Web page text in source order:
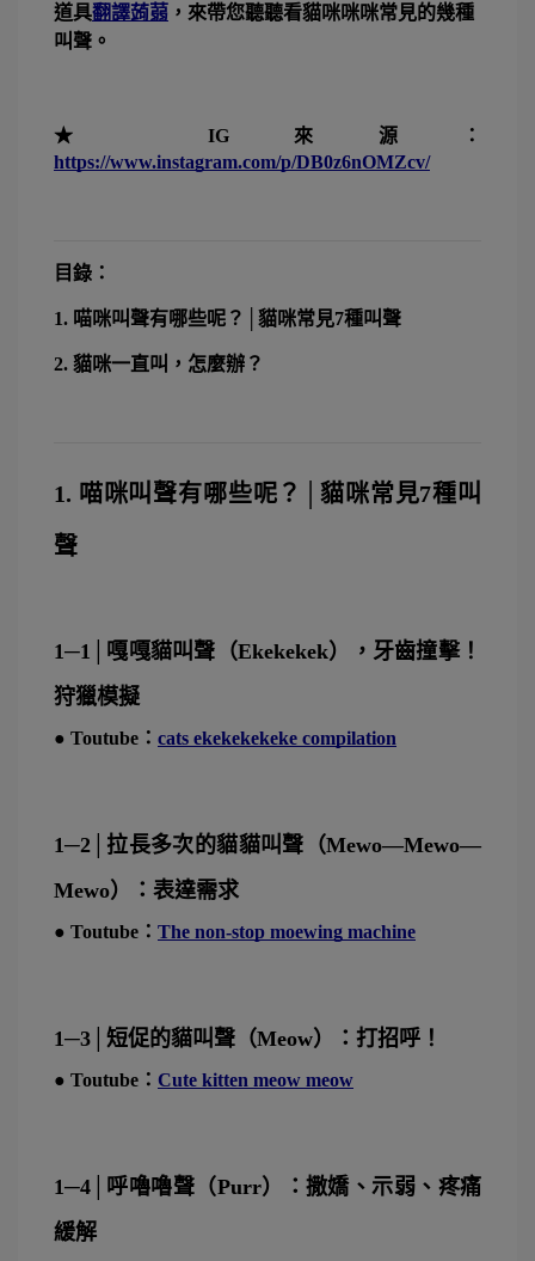
道具翻譯蒟蒻 ，來帶您聽聽看貓咪咪咪常見的幾種
叫聲。
★ IG來源：
https://www.instagram.com/p/DB0z6nOMZcv/
目錄：
1. 喵咪叫聲有哪些呢？│貓咪常見7種叫聲
2. 貓咪一直叫，怎麼辦？
1. 喵咪叫聲有哪些呢？│貓咪常見7種叫
聲
1─1│嘎嘎貓叫聲（Ekekekek），牙齒撞擊！
狩獵模擬
● Toutube： cats ekekekekeke compilation
1─2│拉長多次的貓貓叫聲（Mewo—Mewo—
Mewo）：表達需求
● Toutube： The non-stop moewing machine
1─3│短促的貓叫聲（Meow）：打招呼！
● Toutube： Cute kitten meow meow
1─4│呼嚕嚕聲（Purr）：撒嬌、示弱、疼痛
緩解